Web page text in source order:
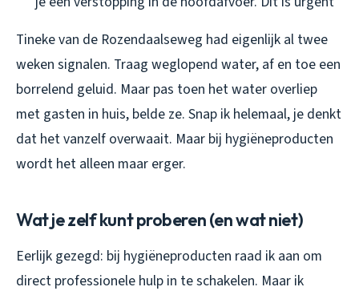
Tineke van de Rozendaalseweg had eigenlijk al twee
weken signalen. Traag weglopend water, af en toe een
borrelend geluid. Maar pas toen het water overliep
met gasten in huis, belde ze. Snap ik helemaal, je denkt
dat het vanzelf overwaait. Maar bij hygiëneproducten
wordt het alleen maar erger.
Wat je zelf kunt proberen (en wat niet)
Eerlijk gezegd: bij hygiëneproducten raad ik aan om
direct professionele hulp in te schakelen. Maar ik